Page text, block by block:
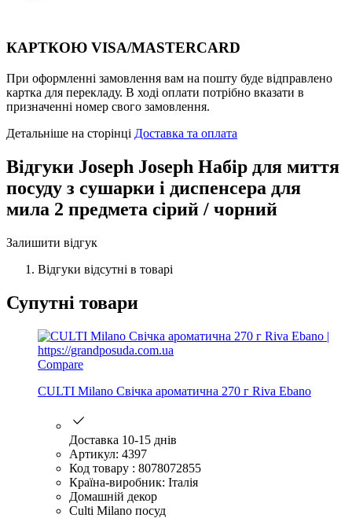
КАРТКОЮ VISA/MASTERCARD
При оформленні замовлення вам на пошту буде відправлено
картка для перекладу. В ході оплати потрібно вказати в
призначенні номер свого замовлення.
Детальніше на сторінці Доставка та оплата
Відгуки Joseph Joseph Набір для миття
посуду з сушарки і диспенсера для
мила 2 предмета сірий / чорний
Залишити відгук
Відгуки відсутні в товарі
Супутні товари
Compare
CULTI Milano Свічка ароматична 270 г Riva Ebano
Доставка 10-15 днів
Артикул: 4397
Код товару : 8078072855
Країна-виробник: Італія
Домашній декор
Culti Milano посуд